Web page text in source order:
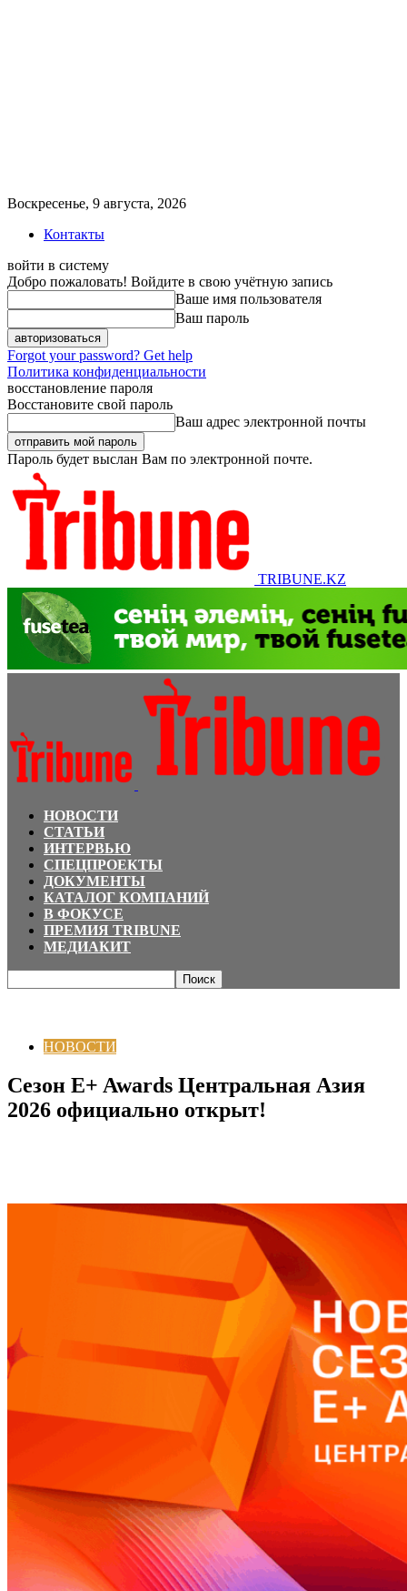
Воскресенье, 9 августа, 2026
Контакты
войти в систему
Добро пожаловать! Войдите в свою учётную запись
Ваше имя пользователя
Ваш пароль
Forgot your password? Get help
Политика конфиденциальности
восстановление пароля
Восстановите свой пароль
Ваш адрес электронной почты
Пароль будет выслан Вам по электронной почте.
TRIBUNE.KZ
НОВОСТИ
СТАТЬИ
ИНТЕРВЬЮ
СПЕЦПРОЕКТЫ
ДОКУМЕНТЫ
КАТАЛОГ КОМПАНИЙ
В ФОКУСЕ
ПРЕМИЯ TRIBUNE
МЕДИАКИТ
НОВОСТИ
Сезон E+ Awards Центральная Азия
2026 официально открыт!